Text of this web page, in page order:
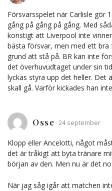
Försvarsspelet när Carlisle gör
gång på gång på gång. Med
konstigt att Liverpool inte
bästa försvar, men med ett bra
grund att stå på. BR kan inte
det överhuvudtaget under sin
lyckas styra upp det heller. Det
skall gå. Varför kickades han
Osse 24 september
Klopp eller Ancelotti, något
det är tråkigt att byta tränare
början av den. Men nu är det
När jag såg igår att matchen